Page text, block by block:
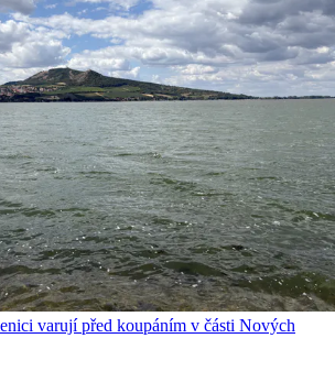
varují před koupáním v části Nových